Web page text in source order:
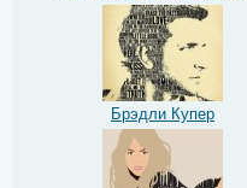
Брэдли Купер